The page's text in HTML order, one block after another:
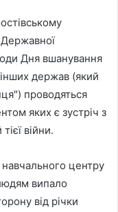
Дня вшанування
інших держав (який
проводяться
яких є зустріч з
війни.
навчального центру
випало
від річки